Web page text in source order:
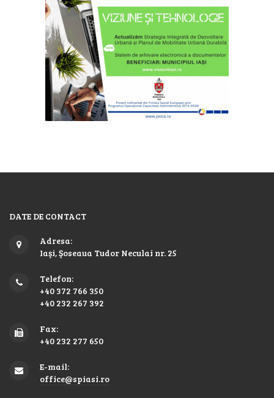
DATE DE CONTACT
Adresa:
Iaşi, Şoseaua Tudor Neculai nr. 25
Telefon:
+40 372 766 350
+40 232 267 392
Fax:
+40 232 277 650
E-mail:
office@spiasi.ro